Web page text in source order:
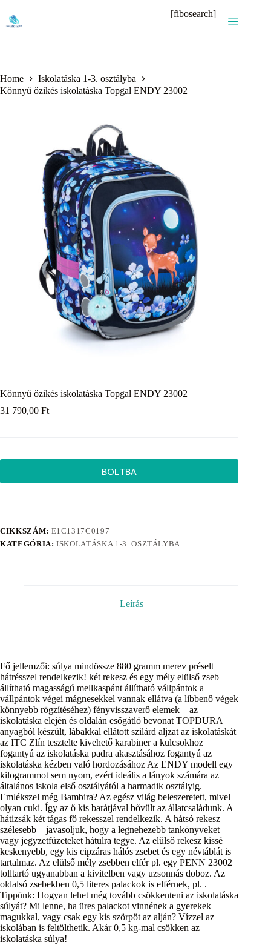
content
[fibosearch]
Home
Iskolatáska 1-3. osztályba
Könnyű őzikés iskolatáska Topgal ENDY 23002
Könnyű őzikés iskolatáska Topgal ENDY 23002
31 790,00 Ft
BOLTBA
CIKKSZÁM: E1C1317C0197
KATEGÓRIA:ISKOLATÁSKA 1-3. OSZTÁLYBA
Leírás
Fő jellemzői: súlya mindössze 880 gramm merev préselt
hátrésszel rendelkezik! két rekesz és egy mély elülső zseb
állítható magasságú mellkaspánt állítható vállpántok a
vállpántok végei mágnesekkel vannak ellátva (a libbenő végek
könnyebb rögzítéséhez) fényvisszaverő elemek – az
iskolatáska elején és oldalán esőgátló bevonat TOPDURA
anyagból készült, lábakkal ellátott szilárd aljzat az iskolatáskát
az ITC Zlín tesztelte kivehető karabiner a kulcsokhoz
fogantyú az iskolatáska padra akasztásához fogantyú az
iskolatáska kézben való hordozásához Az ENDY modell egy
kilogrammot sem nyom, ezért ideális a lányok számára az
általános iskola első osztályától a harmadik osztályig.
Emlékszel még Bambira? Az egész világ beleszeretett, mivel
olyan cuki. Így az ő kis barátjával bővült az állatcsaládunk. A
hátizsák két tágas fő rekesszel rendelkezik. A hátsó rekesz
szélesebb – javasoljuk, hogy a legnehezebb tankönyveket
vagy jegyzetfüzeteket hátulra tegye. Az elülső rekesz kissé
keskenyebb, egy kis cipzáras hálós zsebet és egy névtáblát is
tartalmaz. Az elülső mély zsebben elfér pl. egy PENN 23002
tolltartó ugyanabban a kivitelben vagy uzsonnás doboz. Az
oldalsó zsebekben 0,5 literes palackok is elférnek, pl. .
Tippünk: Hogyan lehet még tovább csökkenteni az iskolatáska
súlyát? Mi lenne, ha üres palackot vinnének a gyerekek
magukkal, vagy csak egy kis szörpöt az alján? Vízzel az
iskolában is feltölthetik. Akár 0,5 kg-mal csökken az
iskolatáska súlya!